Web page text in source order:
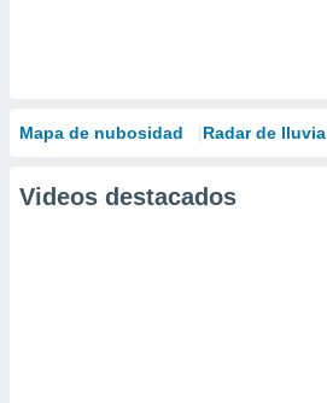
Mapa de nubosidad Radar de lluvia
Videos destacados